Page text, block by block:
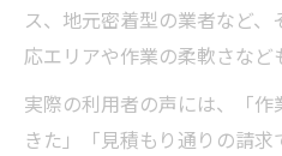
ス、地元密着型の業者など
応エリアや作業の柔軟さなど
実際の利用者の声には、「
きた」「見積もり通りの請